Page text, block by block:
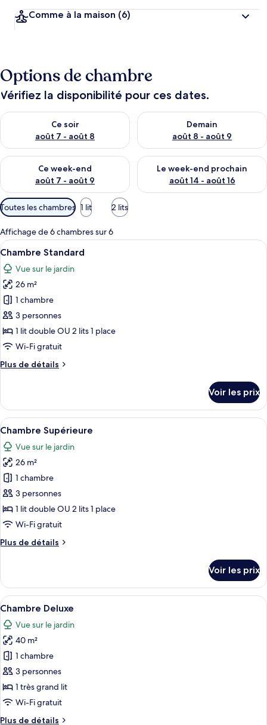
Comme à la maison (6)
Options de chambre
Vérifiez la disponibilité pour ces dates.
Ce soir
août 7 - août 8
Vérifier la disponibilité pour ce soir août 7 - août 8
Demain
août 8 - août 9
Vérifier la disponibilité pour
Ce week-end
août 7 - août 9
Vérifier la disponibilité pour ce week-end août 7 - août 9
Le week-end prochain
août 14 - août 16
Vérifier la disponibilité pour
Filtres
disponibles
pour
les
chambres
Toutes les chambres 1 lit 2 lits
Affichage de 6 chambres sur 6
Afficher
toutes
les
photos
pour
ce
type
de
chambre :
Chambre
Une chambre d’hôtel avec deux
9
Chambre Standard
Vue sur le jardin
26 m²
1 chambre
3 personnes
1 lit double OU 2 lits 1 place
Wi-Fi gratuit
Plus de détails
Plus
le
type
de
chambre
Chambre
Standard
Voir les prix
Afficher
toutes
les
photos
pour
ce
type
de
chambre :
Chambre
Une chambre d’hôtel avec deux lits,
9
Chambre Supérieure
Vue sur le jardin
26 m²
1 chambre
3 personnes
1 lit double OU 2 lits 1 place
Wi-Fi gratuit
Plus de détails
Plus
le
type
de
chambre
Chambre
Supérieure
Voir les prix
Afficher
toutes
les
photos
pour
ce
type
de
chambre :
Une chambre d’hôtel avec un lit, un
13
Chambre Deluxe
Vue sur le jardin
40 m²
1 chambre
3 personnes
1 très grand lit
Wi-Fi gratuit
Plus de détails
Plus